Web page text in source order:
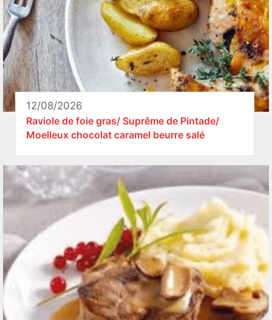
12/08/2026
Raviole de foie gras/ Suprême de Pintade/
Moelleux chocolat caramel beurre salé